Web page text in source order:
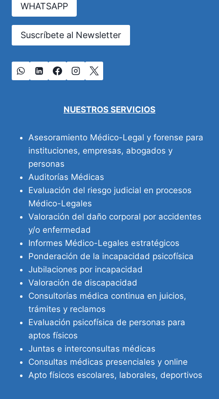
WHATSAPP
Suscríbete al Newsletter
NUESTROS SERVICIOS
Asesoramiento Médico-Legal y forense para
instituciones, empresas, abogados y
personas
Auditorías Médicas
Evaluación del riesgo judicial en procesos
Médico-Legales
Valoración del daño corporal por accidentes
y/o enfermedad
Informes Médico-Legales estratégicos
Ponderación de la incapacidad psicofísica
Jubilaciones por incapacidad
Valoración de discapacidad
Consultorías médica continua en juicios,
trámites y reclamos
Evaluación psicofísica de personas para
aptos físicos
Juntas e interconsultas médicas
Consultas médicas presenciales y online
Apto físicos escolares, laborales, deportivos